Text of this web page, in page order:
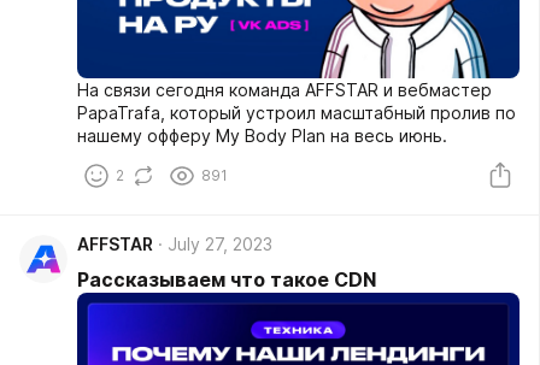
На связи сегодня команда AFFSTAR и вебмастер
PapaTrafa, который устроил масштабный пролив по
нашему офферу My Body Plan на весь июнь.
2 891
AFFSTAR July 27, 2023
Рассказываем что такое CDN